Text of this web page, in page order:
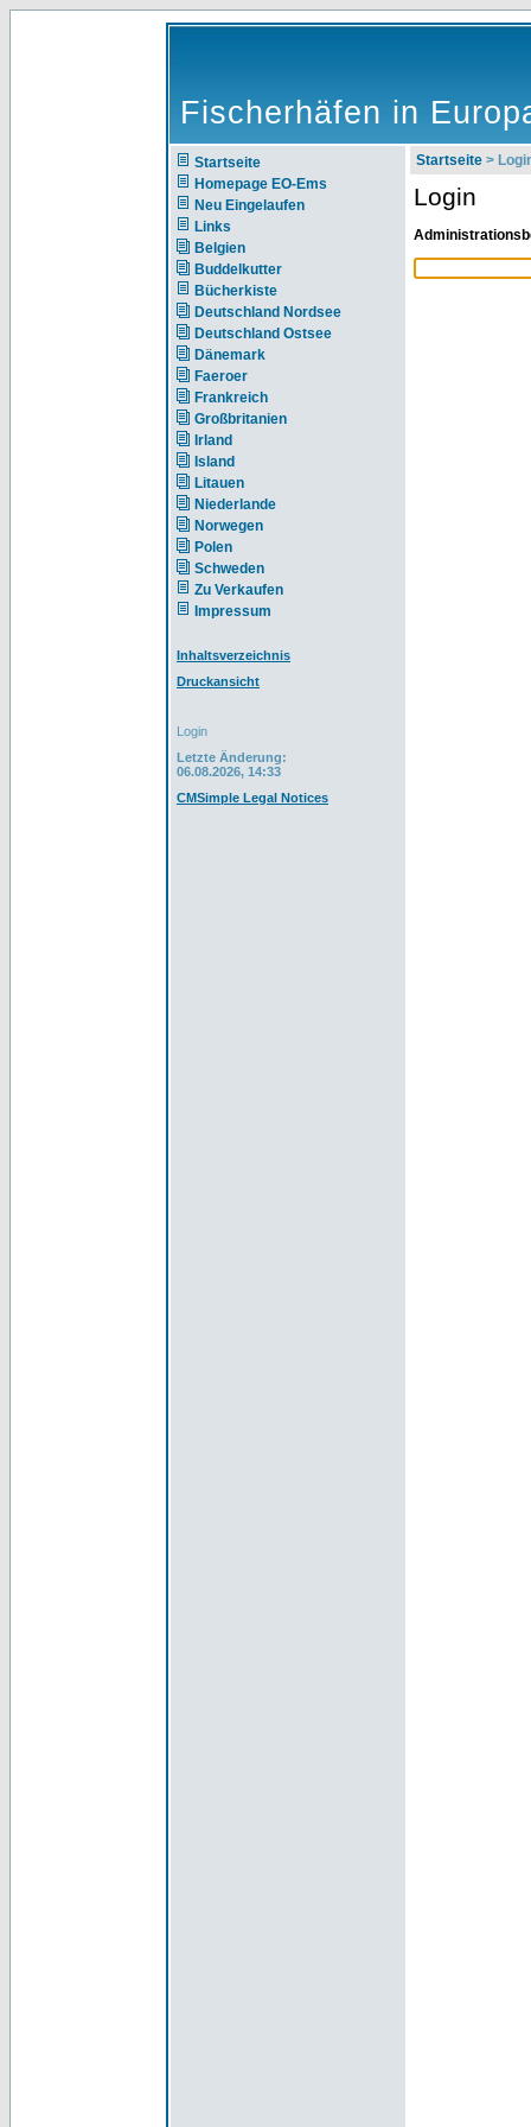
Fischerhäfen in
Startseite
Homepage EO-Ems
Neu Eingelaufen
Links
Belgien
Buddelkutter
Bücherkiste
Deutschland Nordsee
Deutschland Ostsee
Dänemark
Faeroer
Frankreich
Großbritanien
Irland
Island
Litauen
Niederlande
Norwegen
Polen
Schweden
Zu Verkaufen
Impressum
Inhaltsverzeichnis
Druckansicht
Login
Letzte Änderung:
06.08.2026, 14:33
CMSimple Legal Notices
Startseite >
Login